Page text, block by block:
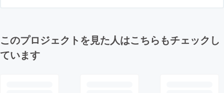
このプロジェクトを見た人はこちらもチェックし
ています